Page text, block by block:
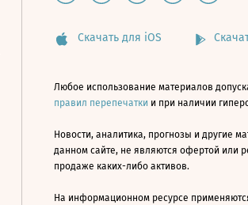
Скачать для iOS
Любое использование материалов
правил перепечатки и при наличии
Новости, аналитика, прогнозы и другие
данном сайте, не являются офертой или
продаже каких-либо активов.
На информационном ресурсе